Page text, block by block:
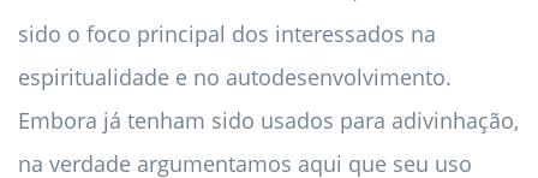
sido o foco principal dos interessados ​​na
espiritualidade e no autodesenvolvimento.
Embora já tenham sido usados ​​para adivinhação,
na verdade argumentamos aqui que seu uso